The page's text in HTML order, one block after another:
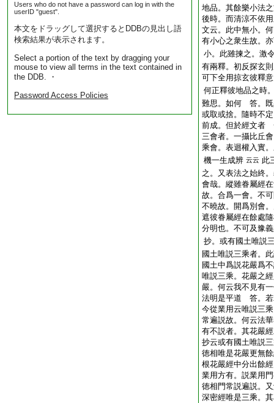
Users who do not have a password can log in with the
userID "guest".
本文をドラッグして選択するとDDBの見出し語
検索結果が表示されます。
Select a portion of the text by dragging your
mouse to view all terms in the text contained in
the DDB. ・
Password Access Policies
地品。其餘樂小法
後時。而清涼不依
文云。此中無小。
有小心之衆生故。
小。此雖揀之。激
有兩釋。初反探玄
可下全用掠玄彼釋
何正釋彼地品之時
難思。如何 答。既
或取或捨。隨時不
前成。但於經文者
三會者。一攝比丘
乘會。表迴權入實
機一生成辨 云云 此
之。又表法之始終
會哉。縱雖眷屬經
故。合爲一會。不
不曉故。開爲別會
遮彼眷屬經在餘處
分明也。不可及豫
抄。或有國土唯説
國土唯説三乘者。
國土中爲説花嚴爲
唯説三乘。花嚴之
嚴。何云我不見有
法明是平道 答。若
今從業用云唯説三
常遍説故。何云法
有不説者。其花嚴
抄云或有國土唯説
徳相唯是花嚴更無
根花嚴經中分出餘
業用方有。説業用
徳相門常説遍説。
深密經唯是三乘。